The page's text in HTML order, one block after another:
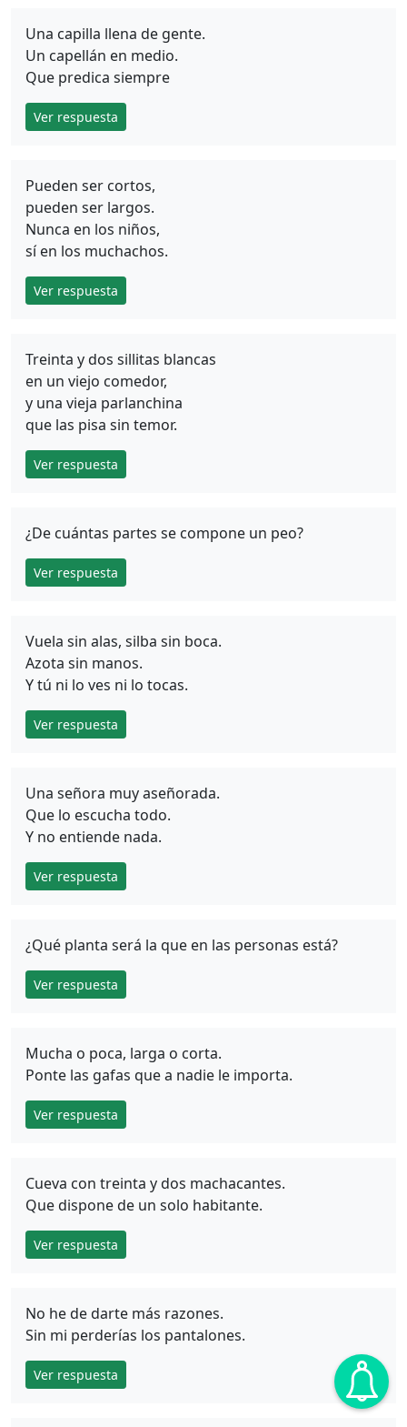
Una capilla llena de gente.
Un capellán en medio.
Que predica siempre
Ver respuesta
Pueden ser cortos,
pueden ser largos.
Nunca en los niños,
sí en los muchachos.
Ver respuesta
Treinta y dos sillitas blancas
en un viejo comedor,
y una vieja parlanchina
que las pisa sin temor.
Ver respuesta
¿De cuántas partes se compone un peo?
Ver respuesta
Vuela sin alas, silba sin boca.
Azota sin manos.
Y tú ni lo ves ni lo tocas.
Ver respuesta
Una señora muy aseñorada.
Que lo escucha todo.
Y no entiende nada.
Ver respuesta
¿Qué planta será la que en las personas está?
Ver respuesta
Mucha o poca, larga o corta.
Ponte las gafas que a nadie le importa.
Ver respuesta
Cueva con treinta y dos machacantes.
Que dispone de un solo habitante.
Ver respuesta
No he de darte más razones.
Sin mi perderías los pantalones.
Ver respuesta